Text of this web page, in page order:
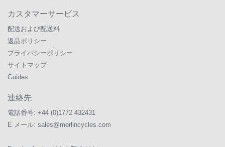
カスタマーサービス
配送および配送料
返品ポリシー
プライバシーポリシー
サイトマップ
Guides
連絡先
電話番号: +44 (0)1772 432431
E メール: sales@merlincycles.com